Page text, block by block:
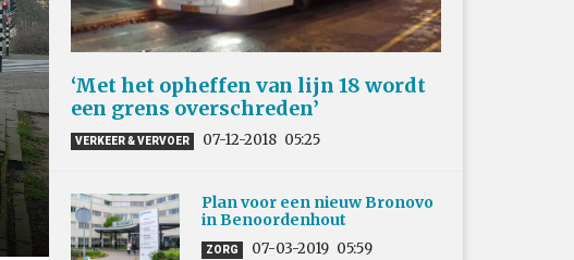
‘Met het opheffen van lijn 18 wordt
een grens overschreden’
VERKEER & VERVOER 07-12-2018 05:25
Plan voor een nieuw Bronovo
in Benoordenhout
ZORG 07-03-2019 05:59